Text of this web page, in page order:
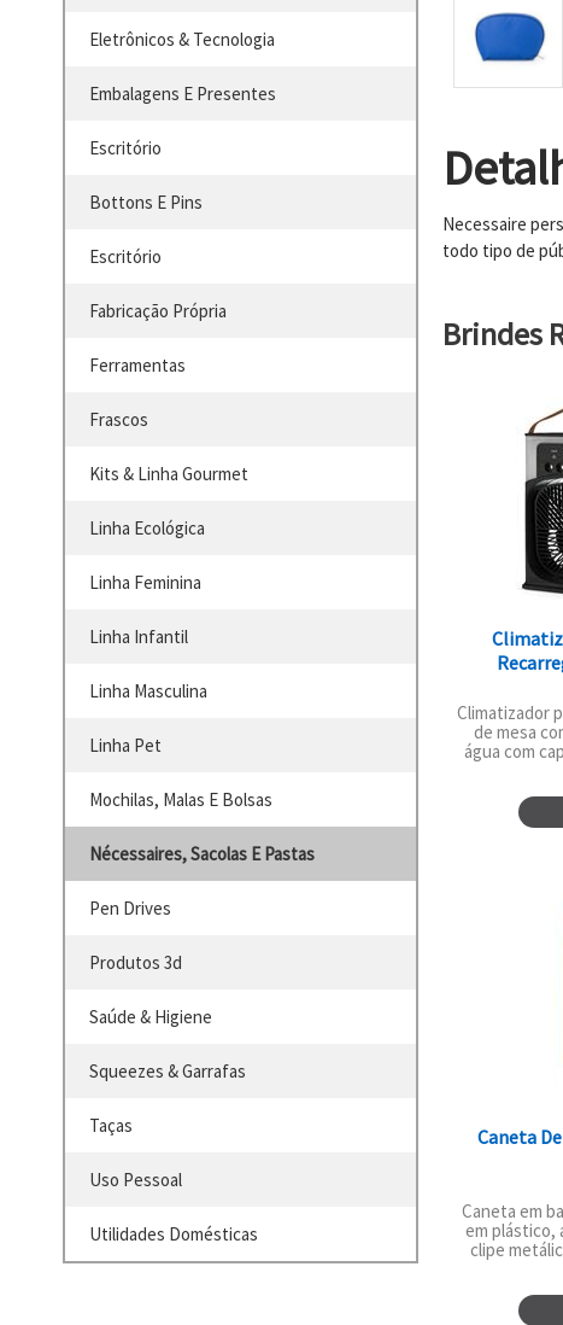
Eletrônicos & Tecnologia
Embalagens E Presentes
Escritório
Bottons E Pins
Escritório
Fabricação Própria
Ferramentas
Frascos
Kits & Linha Gourmet
Linha Ecológica
Linha Feminina
Linha Infantil
Linha Masculina
Linha Pet
Mochilas, Malas E Bolsas
Nécessaires, Sacolas E Pastas
Pen Drives
Produtos 3d
Saúde & Higiene
Squeezes & Garrafas
Taças
Uso Pessoal
Utilidades Domésticas
Necessaire
todo tipo de
Brindes
Climatizador
de mesa
água com
Caneta
Caneta em
em plástico,
clipe